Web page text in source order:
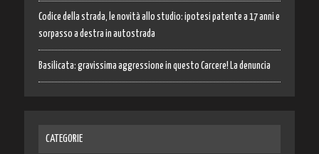
Codice della strada, le novità allo studio: ipotesi patente a 17 anni e
sorpasso a destra in autostrada
Basilicata: gravissima aggressione in questo Carcere! La denuncia
CATEGORIE